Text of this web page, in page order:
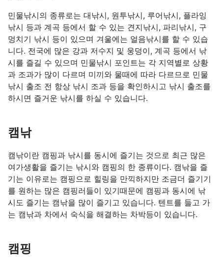
민물낚시의 종류로는 대낚시, 원투낚시, 루어낚시, 플라잉
낚시 등과 계곡 등에서 할 수 있는 견지낚시, 파리낚시, 구
멍치기 낚시 등이 있으며 겨울에는 얼음낚시를 할 수 있습
니다. 전국에 많은 강과 저수지 및 웅덩이, 계곡 등에서 낚
시를 즐길 수 있으며 민물낚시 포인트는 각 지역별로 상황
과 조과가 많이 다르며 미끼와 물때에 따라 다르므로 민물
낚시 출조 전 항상 낚시 조과 등을 확인하시고 낚시 출조를
하시면 즐거운 낚시를 하실 수 있습니다.
캠낚
캠낚이란 캠핑과 낚시를 동시에 즐기는 것으로 최근 많은
여가생활을 즐기는 낚시와 캠핑의 한 종류이다. 캠낚을 즐
기는 이유로는 캠핑으로 힐링을 만끽하지만 조금더 즐기기
를 원하는 많은 캠핑러들이 있기때문에 캠핑과 동시에 낚
시도 즐기는 캠낚을 많이 즐기고 있습니다. 텐트를 들고 가
는 캠낚과 차에서 숙식을 해결하는 차박등이 있습니다.
캠핑